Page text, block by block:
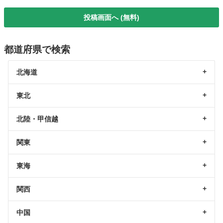
投稿画面へ (無料)
都道府県で検索
北海道
東北
北陸・甲信越
関東
東海
関西
中国